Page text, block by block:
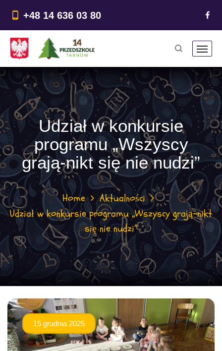
treści
+48 14 636 03 80
Udział w konkursie
programu „Wszyscy
grają-nikt się nie nudzi”
Home
Aktualności
Udział w konkursie programu „Wszyscy grają-nikt
się nie nudzi”
15 grudnia 2025